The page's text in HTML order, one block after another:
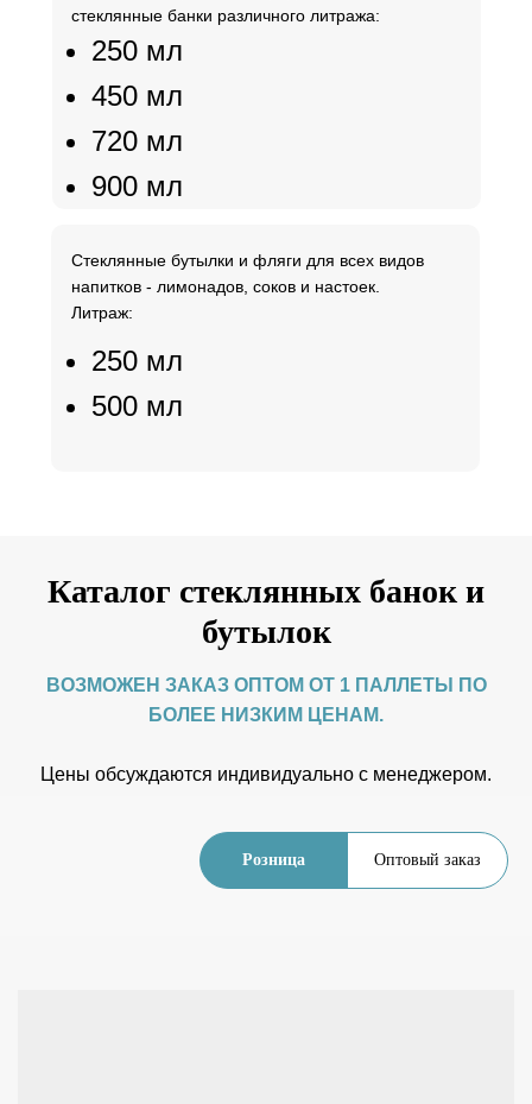
стеклянные банки различного литража:
250 мл
450 мл
720 мл
900 мл
250 мл
500 мл
Стеклянные бутылки и фляги для всех видов
напитков - лимонадов, соков и настоек.
Литраж:
Каталог стеклянных банок и
бутылок
ВОЗМОЖЕН ЗАКАЗ ОПТОМ ОТ 1 ПАЛЛЕТЫ ПО
БОЛЕЕ НИЗКИМ ЦЕНАМ.
Цены обсуждаются индивидуально с менеджером.
Розница Оптовый заказ